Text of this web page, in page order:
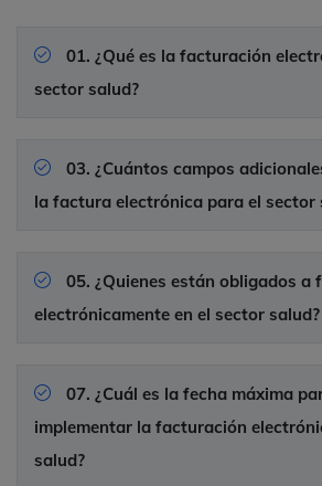
01. ¿Qué es la facturación
sector salud?
03. ¿Cuántos campos
la factura electrónica para el sector
05. ¿Quienes están obligados a
electrónicamente en el sector salud?
07. ¿Cuál es la fecha máxima
implementar la facturación
salud?